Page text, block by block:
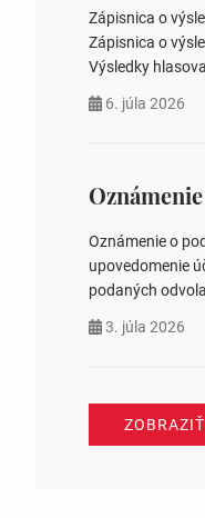
obecného
Zápisnica o
Zápisnica o
Výsledky
na hlasovaní
6. júla 2026
Oznámenie o
upovedomenie
podaných
3. júla 2026